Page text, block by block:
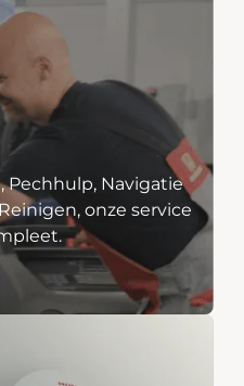
Pechhulp, Navigatie
onze service